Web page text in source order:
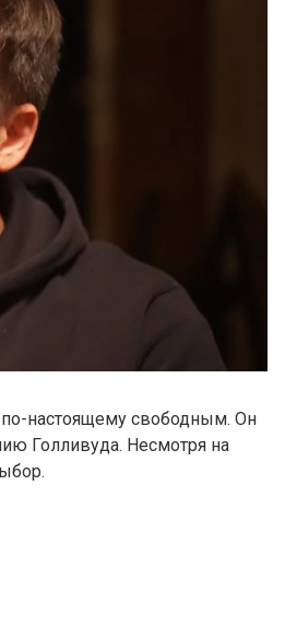
по-настоящему свободным. Он
Голливуда. Несмотря на